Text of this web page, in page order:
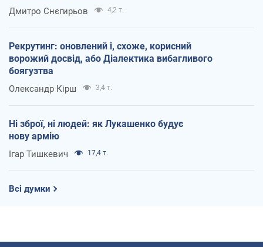
Дмитро Снєгирьов 4,2 т.
Рекрутинг: оновлений і, схоже, корисний
ворожий досвід, або Діалектика вибагливого
боягузтва
Олександр Кірш 3,4 т.
Ні зброї, ні людей: як Лукашенко будує
нову армію
Ігар Тишкевич 17,4 т.
Всі думки